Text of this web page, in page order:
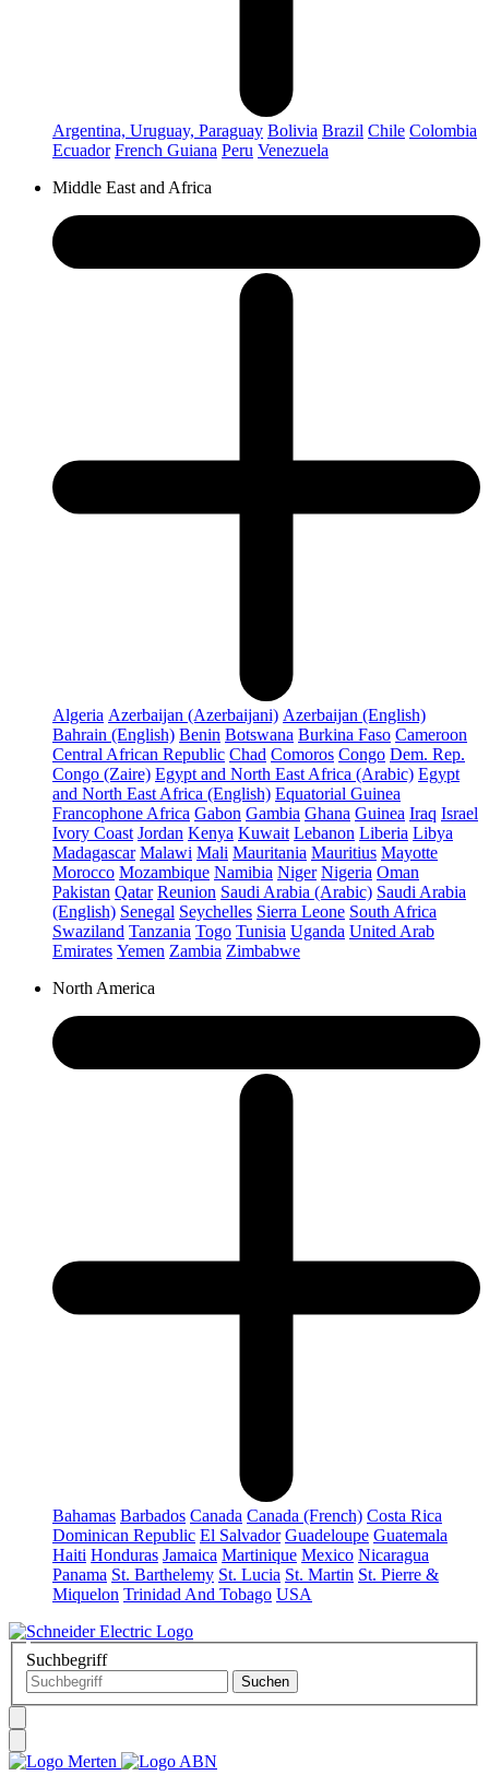
Argentina, Uruguay, Paraguay Bolivia Brazil Chile Colombia
Ecuador French Guiana Peru Venezuela
Middle East and Africa
Algeria Azerbaijan (Azerbaijani) Azerbaijan (English)
Bahrain (English) Benin Botswana Burkina Faso Cameroon
Central African Republic Chad Comoros Congo Dem. Rep.
Congo (Zaire) Egypt and North East Africa (Arabic) Egypt
and North East Africa (English) Equatorial Guinea
Francophone Africa Gabon Gambia Ghana Guinea Iraq Israel
Ivory Coast Jordan Kenya Kuwait Lebanon Liberia Libya
Madagascar Malawi Mali Mauritania Mauritius Mayotte
Morocco Mozambique Namibia Niger Nigeria Oman
Pakistan Qatar Reunion Saudi Arabia (Arabic) Saudi Arabia
(English) Senegal Seychelles Sierra Leone South Africa
Swaziland Tanzania Togo Tunisia Uganda United Arab
Emirates Yemen Zambia Zimbabwe
North America
Bahamas Barbados Canada Canada (French) Costa Rica
Dominican Republic El Salvador Guadeloupe Guatemala
Haiti Honduras Jamaica Martinique Mexico Nicaragua
Panama St. Barthelemy St. Lucia St. Martin St. Pierre &
Miquelon Trinidad And Tobago USA
Suchbegriff